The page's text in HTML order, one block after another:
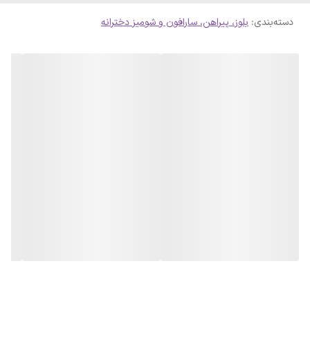
پهنا: 37 - قد: 75
دسته‌بندی: بلوز، پیراهن، سارافون و شومیز دخترانه